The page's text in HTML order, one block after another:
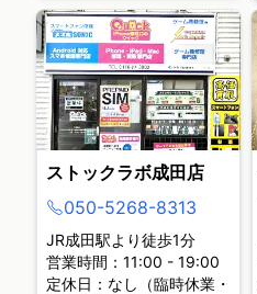
ストックラボ成田店
050-5268-8313
JR成田駅より徒歩1分
営業時間：11:00 - 19:00
定休日：なし（臨時休業・